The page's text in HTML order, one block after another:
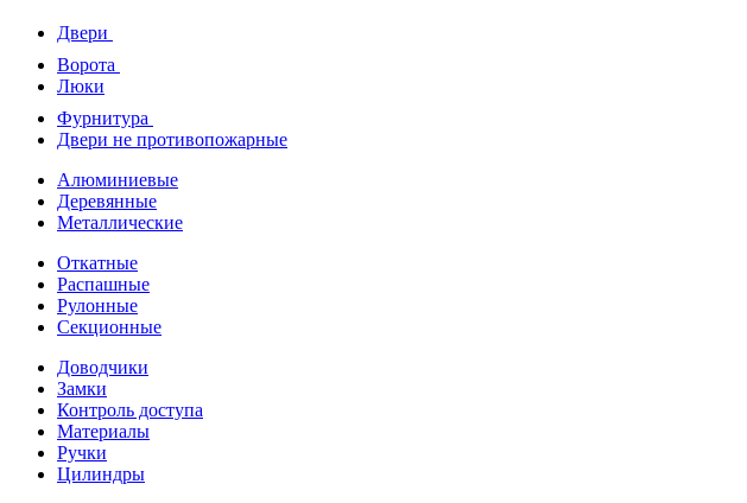
Двери
Ворота
Люки
Фурнитура
Двери не противопожарные
Алюминиевые
Деревянные
Металлические
Откатные
Распашные
Рулонные
Секционные
Доводчики
Замки
Контроль доступа
Материалы
Ручки
Цилиндры